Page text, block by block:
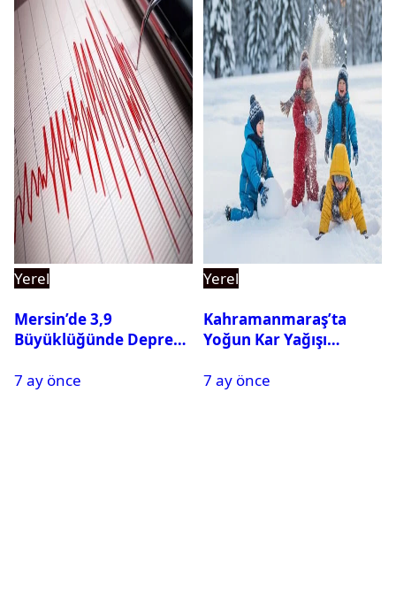
Yerel
Mersin’de 3,9
Büyüklüğünde Deprem
7 ay önce
Yerel
Kahramanmaraş’ta
Yoğun Kar Yağışı
Tatil
7 ay önce